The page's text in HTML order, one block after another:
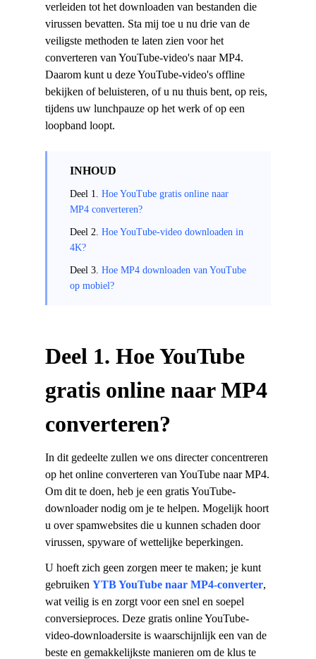
verleiden tot het downloaden van bestanden die
virussen bevatten. Sta mij toe u nu drie van de
veiligste methoden te laten zien voor het
converteren van YouTube-video's naar MP4.
Daarom kunt u deze YouTube-video's offline
bekijken of beluisteren, of u nu thuis bent, op reis,
tijdens uw lunchpauze op het werk of op een
loopband loopt.
INHOUD
Deel 1. Hoe YouTube gratis online naar
MP4 converteren?
Deel 2. Hoe YouTube-video downloaden in
4K?
Deel 3. Hoe MP4 downloaden van YouTube
op mobiel?
Deel 1. Hoe YouTube
gratis online naar MP4
converteren?
In dit gedeelte zullen we ons directer concentreren
op het online converteren van YouTube naar MP4.
Om dit te doen, heb je een gratis YouTube-
downloader nodig om je te helpen. Mogelijk hoort
u over spamwebsites die u kunnen schaden door
virussen, spyware of wettelijke beperkingen.
U hoeft zich geen zorgen meer te maken; je kunt
gebruiken YTB ​​YouTube naar MP4-converter,
wat veilig is en zorgt voor een snel en soepel
conversieproces. Deze gratis online YouTube-
video-downloadersite is waarschijnlijk een van de
beste en gemakkelijkste manieren om de klus te